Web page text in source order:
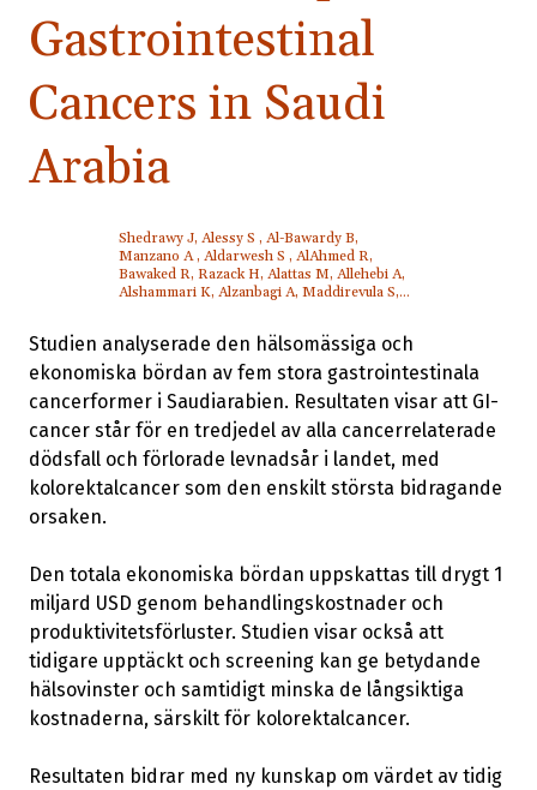
Gastrointestinal
Cancers in Saudi
Arabia
Shedrawy J, Alessy S , Al-Bawardy B,
Manzano A , Aldarwesh S , AlAhmed R,
Bawaked R, Razack H, Alattas M, Allehebi A,
Alshammari K, Alzanbagi A, Maddirevula S,
Studien analyserade den hälsomässiga och
ekonomiska bördan av fem stora gastrointestinala
cancerformer i Saudiarabien. Resultaten visar att GI-
cancer står för en tredjedel av alla cancerrelaterade
dödsfall och förlorade levnadsår i landet, med
kolorektalcancer som den enskilt största bidragande
orsaken.
Den totala ekonomiska bördan uppskattas till drygt 1
miljard USD genom behandlingskostnader och
produktivitetsförluster. Studien visar också att
tidigare upptäckt och screening kan ge betydande
hälsovinster och samtidigt minska de långsiktiga
kostnaderna, särskilt för kolorektalcancer.
Resultaten bidrar med ny kunskap om värdet av tidig